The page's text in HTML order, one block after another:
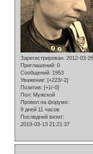
Зарегистрирован: 2012-03-26
Приглашений: 0
Сообщений: 1953
Уважение: [+223/-2]
Позитив: [+1/-0]
Пол: Мужской
Провел на форуме:
9 дней 11 часов
Последний визит:
2019-03-13 21:21:37